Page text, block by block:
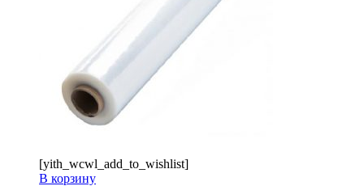
[yith_wcwl_add_to_wishlist]
В корзину